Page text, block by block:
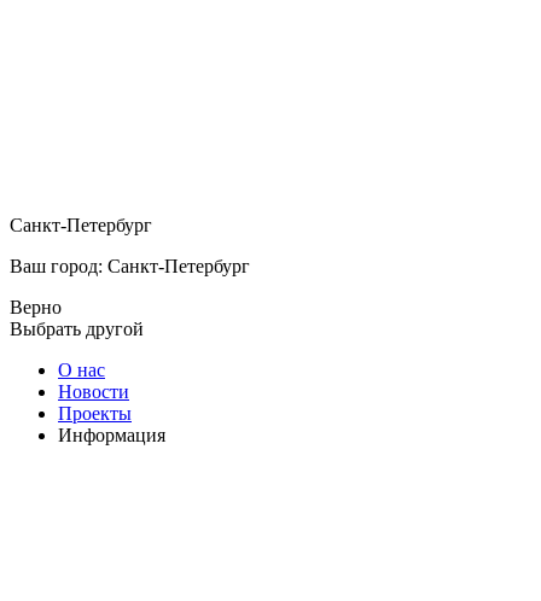
Санкт-Петербург
Ваш город: Санкт-Петербург
Верно
Выбрать другой
О нас
Новости
Проекты
Информация